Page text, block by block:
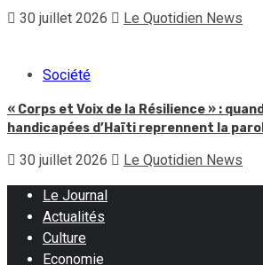
30 juillet 2026 Le Quotidien News
Société
« Corps et Voix de la Résilience » :
handicapées d’Haïti reprennent la
30 juillet 2026 Le Quotidien News
Le Journal
Actualités
Culture
Economie